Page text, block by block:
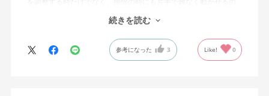
で、ストレスを感じません。
背中はメッシュ素材でハリがあり、沈み込みすぎないところが気
に入っています。色も画像通りのアッシュブルーで、部屋の差し
色になっています。
キャスターはフローリング用を選びました。とにかく動きが滑ら
続きを読む
参考になった 3 Like! 0